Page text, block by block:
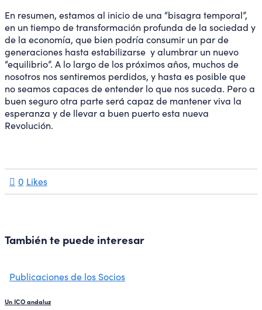
En resumen, estamos al inicio de una “bisagra temporal”,
en un tiempo de transformación profunda de la sociedad y
de la economía, que bien podría consumir un par de
generaciones hasta estabilizarse y alumbrar un nuevo
“equilibrio”. A lo largo de los próximos años, muchos de
nosotros nos sentiremos perdidos, y hasta es posible que
no seamos capaces de entender lo que nos suceda. Pero a
buen seguro otra parte será capaz de mantener viva la
esperanza y de llevar a buen puerto esta nueva
Revolución.
0 Likes
También te puede interesar
Publicaciones de los Socios
Un ICO andaluz